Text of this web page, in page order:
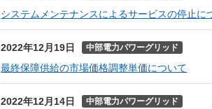
システムメンテナンスによるサービスの停止に
2022年12月19日 中部電力パワーグリッド
最終保障供給の市場価格調整単価について
2022年12月14日 中部電力パワーグリッド